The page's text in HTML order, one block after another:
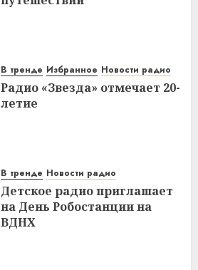
В тренде Избранное Новости радио
Радио «Звезда» отмечает 20-
летие
В тренде Новости радио
Детское радио приглашает
на День Робостанции на
ВДНХ